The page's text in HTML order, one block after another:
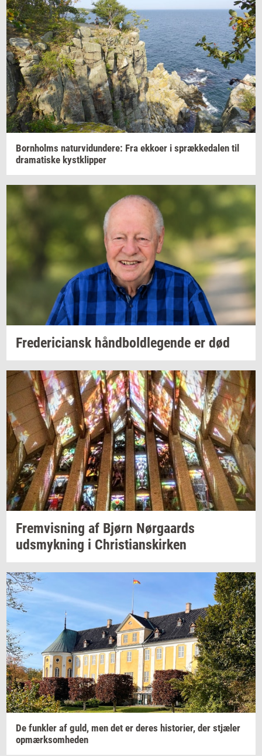
Born­holms na­tur­vi­dun­de­re: Fra ek­ko­er i spræk­ke­da­len til
dra­ma­ti­ske kyst­klip­per
Fre­de­ri­ci­ansk hånd­bold­le­gen­de er død
Frem­vis­ning af Bjørn Nør­gaards
udsmyk­ning i Chri­sti­anskir­ken
De funk­ler af guld, men det er deres hi­sto­ri­er, der stjæ­ler
op­mærk­som­he­den